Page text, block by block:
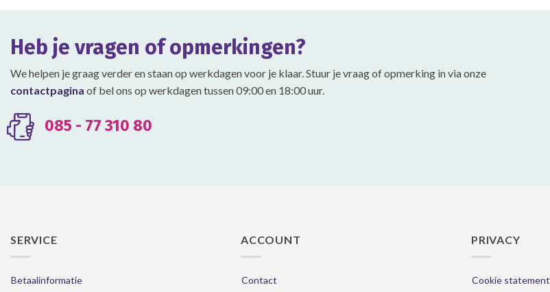
Deze
kan
gekozen
worden
op
productpagina
Deze
kan
gekozen
worden
op
Deze
worden
Heb je vragen of opmerkingen?
We helpen je graag verder en staan op werkdagen voor je klaar. Stuur je vraag of opmerking in via onze
contactpagina of bel ons op werkdagen tussen 09:00 en 18:00 uur.
085 - 77 310 80
SERVICE
Betaalinformatie
ACCOUNT
Contact
PRIVACY
Cookie statement